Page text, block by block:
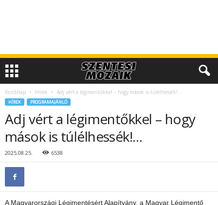
Kezdőlap Hírek Adj vért a légimentőkkel – hogy mások is túlélhessék!…
HÍREK PROGRAMAJÁNLÓ
Adj vért a légimentőkkel – hogy
mások is túlélhessék!…
2025.08.25. 6538
A Magyarországi Légimentésért Alapítvány, a Magyar Légimentő